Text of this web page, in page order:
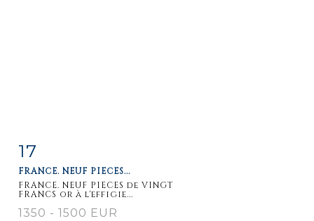
Item detail
17
FRANCE. NEUF PIECES...
FRANCE. NEUF PIECES de VINGT
FRANCS or à l'effigie...
1350 - 1500 EUR